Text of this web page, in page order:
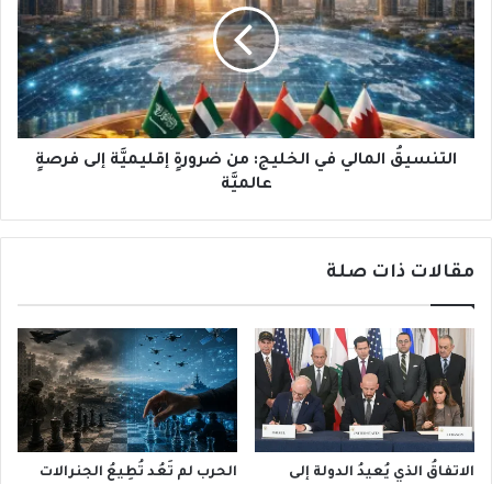
الخليج:
من
ضرورةٍ
إقليميَّة
إلى
فرصةٍ
عالميَّة
التنسيقُ المالي في الخليج: من ضرورةٍ إقليميَّة إلى فرصةٍ
عالميَّة
مقالات ذات صلة
الاتفاقُ الذي يُعيدُ الدولة إلى
الحرب لم تَعُد تُطِيعُ الجنرالات